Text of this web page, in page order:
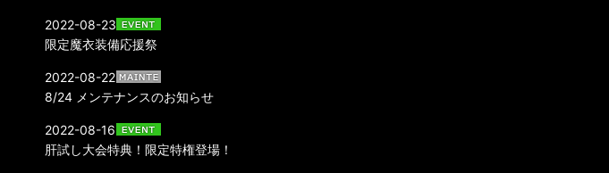
限定魔衣装備応援祭
2022-08-23
8/24 メンテナンスのお知らせ
2022-08-22
肝試し大会特典！限定特権登場！
2022-08-16